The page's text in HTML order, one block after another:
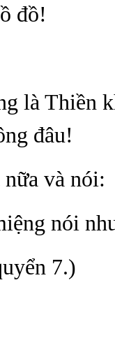
đồ!
là Thiền
đâu!
và nói:
nói
7.)